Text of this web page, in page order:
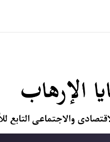
على حياة لاعبي كرة قدم شباب